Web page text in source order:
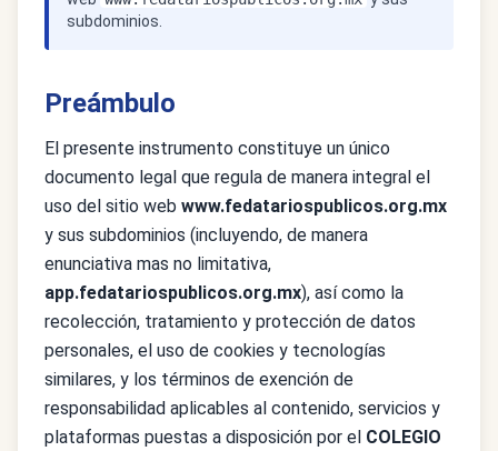
subdominios.
Preámbulo
El presente instrumento constituye un único
documento legal que regula de manera integral el
uso del sitio web www.fedatariospublicos.org.mx
y sus subdominios (incluyendo, de manera
enunciativa mas no limitativa,
app.fedatariospublicos.org.mx), así como la
recolección, tratamiento y protección de datos
personales, el uso de cookies y tecnologías
similares, y los términos de exención de
responsabilidad aplicables al contenido, servicios y
plataformas puestas a disposición por el COLEGIO